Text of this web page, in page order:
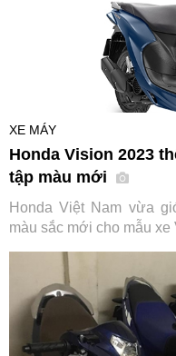
XE MÁY
Honda Vision 2023
tập màu mới
Honda Việt Nam vừa
màu sắc mới cho mẫu xe